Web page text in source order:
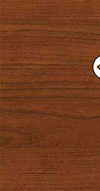
Csokoládés-diós
szendvics